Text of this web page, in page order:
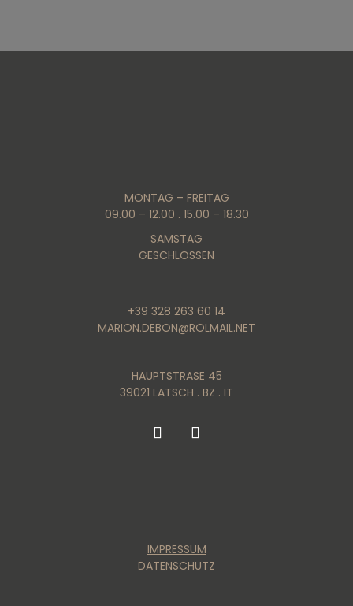
MONTAG – FREITAG
09.00 – 12.00 . 15.00 – 18.30
SAMSTAG
GESCHLOSSEN
+39 328 263 60 14
MARION.DEBON@ROLMAIL.NET
HAUPTSTRASE 45
39021 LATSCH . BZ . IT
IMPRESSUM
DATENSCHUTZ